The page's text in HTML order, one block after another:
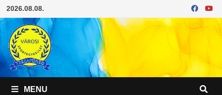
Skip
to
content
2026.08.08.
MENU